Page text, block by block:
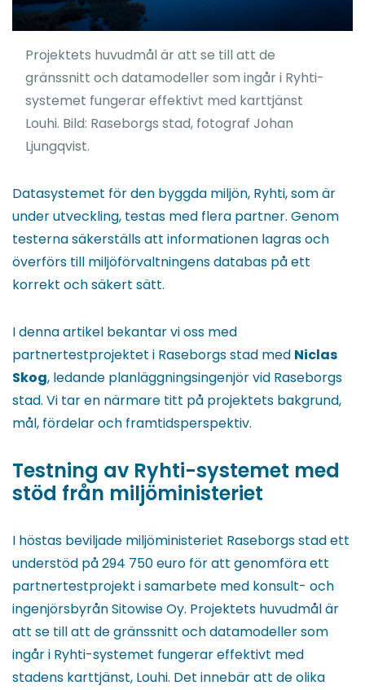
Projektets huvudmål är att se till att de
gränssnitt och datamodeller som ingår i Ryhti-
systemet fungerar effektivt med karttjänst
Louhi. Bild: Raseborgs stad, fotograf Johan
Ljungqvist.
Datasystemet för den byggda miljön, Ryhti, som är
under utveckling, testas med flera partner. Genom
testerna säkerställs att informationen lagras och
överförs till miljöförvaltningens databas på ett
korrekt och säkert sätt.
I denna artikel bekantar vi oss med
partnertestprojektet i Raseborgs stad med Niclas
Skog, ledande planläggningsingenjör vid Raseborgs
stad. Vi tar en närmare titt på projektets bakgrund,
mål, fördelar och framtidsperspektiv.
Testning av Ryhti-systemet med
stöd från miljöministeriet
I höstas beviljade miljöministeriet Raseborgs stad ett
understöd på 294 750 euro för att genomföra ett
partnertestprojekt i samarbete med konsult- och
ingenjörsbyrån Sitowise Oy. Projektets huvudmål är
att se till att de gränssnitt och datamodeller som
ingår i Ryhti-systemet fungerar effektivt med
stadens karttjänst, Louhi. Det innebär att de olika